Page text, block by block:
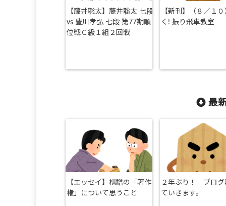
【藤井聡太】藤井聡太 七段
vs 豊川孝弘 七段 第77期順
位戦Ｃ級１組２回戦
【新刊】（８／１
く! 振り飛車教室
最
【エッセイ】棋譜の「著作
権」について思うこと
２年ぶり！ ブログ
ていきます。